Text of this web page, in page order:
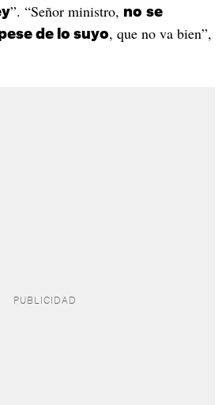
”. “Señor ministro, no se
de lo suyo, que no va bien”,